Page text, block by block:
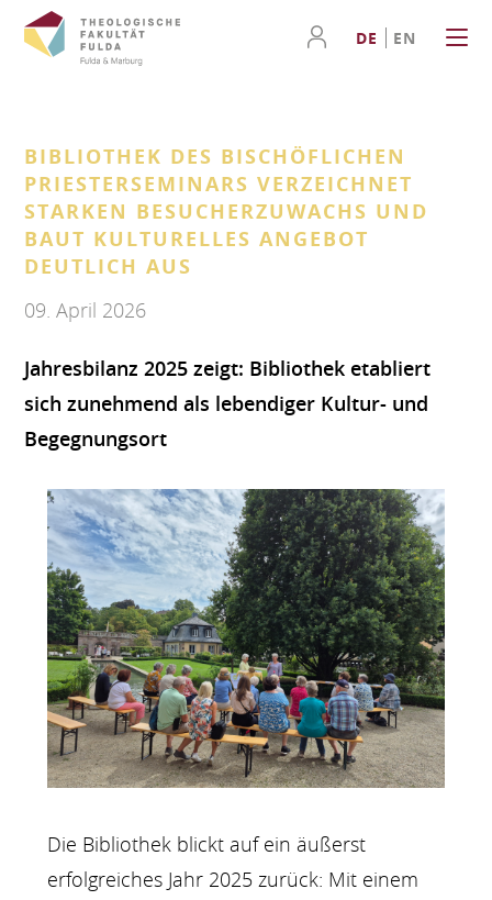
DE EN
BIBLIOTHEK DES BISCHÖFLICHEN
PRIESTERSEMINARS VERZEICHNET
STARKEN BESUCHERZUWACHS UND
BAUT KULTURELLES ANGEBOT
DEUTLICH AUS
09. April 2026
Jahresbilanz 2025 zeigt: Bibliothek etabliert
sich zunehmend als lebendiger Kultur- und
Begegnungsort
Die Bibliothek blickt auf ein äußerst
erfolgreiches Jahr 2025 zurück: Mit einem